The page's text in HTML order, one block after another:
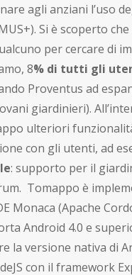
agli anziani l’uso
). Si è scoperto
per cercare di
8% di tutti gli
Proventus ad
giardinieri).
ulteriori
con gli utenti, ad
: supporto per il
Tomappo è
Monaca (Apache
Android 4.0 e
la versione nativa di
con il framework